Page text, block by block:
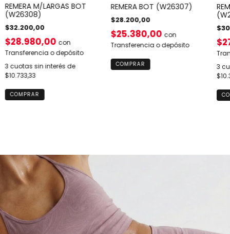
REMERA M/LARGAS BOT
(W26308)
$32.200,00
$28.980,00 con
Transferencia o depósito
3 cuotas sin interés de
$10.733,33
COMPRAR
REMERA BOT (W26307)
$28.200,00
$25.380,00 con
Transferencia o depósito
COMPRAR
3